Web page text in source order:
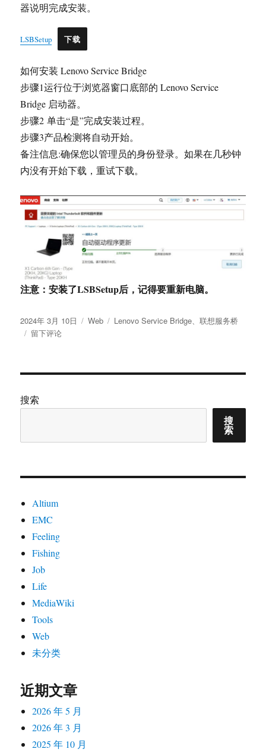
器说明完成安装。
LSBSetup 下载
如何安装 Lenovo Service Bridge
步骤1运行位于浏览器窗口底部的 Lenovo Service
Bridge 启动器。
步骤2 单击“是”完成安装过程。
步骤3产品检测将自动开始。
备注信息:确保您以管理员的身份登录。如果在几秒钟
内没有开始下载，重试下载。
注意：安装了LSBSetup后，记得要重新电脑。
发
布
2024年 3月 10日
分
Web
标
Lenovo Service Bridge、联想服务桥
于
服
桥
–
Bridge
留下评论
搜索
搜
索
Altium
EMC
Feeling
Fishing
Job
Life
MediaWiki
Tools
Web
未分类
近期文章
2026 年 5 月
2026 年 3 月
2025 年 10 月